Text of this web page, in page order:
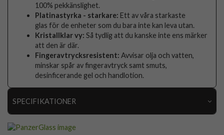
100% pekkänslighet.
Platinastyrka - starkare: Ett av våra starkaste
glas för de enheter som du bara inte kan leva utan.
Kristallklar vy: Så tydlig att du kanske inte ens märker
att den är där.
Fingeravtrycksresistent: Avvisar olja och vatten,
minskar spår av fingeravtryck samt smuts,
desinficerande gel och handlotion.
SPECIFIKATIONER